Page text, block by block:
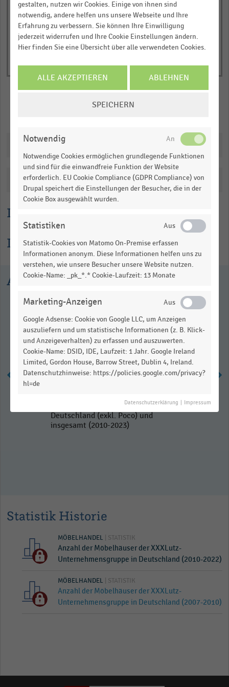
Lesehilfe
Informationen zur Statistik
axis
displaying
Zahl
der
(absolut).
Range:
table.
interactive
chart
Katalogisierung
Ausgewählte Statistiken
Unternehmensgruppe in
Deutschland (exkl. Poco) und
insgesamt (2010-2023)
Statistik Historie
MÖBELHANDEL | STATISTIK
Anzahl der Möbelhäuser der XXXLutz-
Unternehmensgruppe in Deutschland (2010-2022)
MÖBELHANDEL | STATISTIK
Anzahl der Möbelhäuser der XXXLutz-
Unternehmensgruppe in Deutschland (2007-2010)
gestalten, nutzen wir Cookies. Einige von ihnen sind
notwendig, andere helfen uns unsere Webseite und Ihre
Erfahrung zu verbessern. Sie können Ihre Einwilligung
jederzeit widerrufen und Ihre Cookie Einstellungen ändern.
Hier finden Sie eine Übersicht über alle verwendeten Cookies.
ALLE AKZEPTIEREN ABLEHNEN
SPEICHERN
Notwendig
Notwendige Cookies ermöglichen grundlegende Funktionen
und sind für die einwandfreie Funktion der Website
erforderlich. EU Cookie Compliance (GDPR Compliance) von
Drupal speichert die Einstellungen der Besucher, die in der
Cookie Box ausgewählt wurden.
Statistiken
Statistik-Cookies von Matomo On-Premise erfassen
Informationen anonym. Diese Informationen helfen uns zu
verstehen, wie unsere Besucher unsere Website nutzen.
Cookie-Name: _pk_*.* Cookie-Laufzeit: 13 Monate
Marketing-Anzeigen
Google Adsense: Cookie von Google LLC, um Anzeigen
auszuliefern und um statistische Informationen (z. B. Klick-
und Anzeigeverhalten) zu erfassen und auszuwerten.
Cookie-Name: DSID, IDE, Laufzeit: 1 Jahr. Google Ireland
Limited, Gordon House, Barrow Street, Dublin 4, Ireland.
Datenschutzhinweise: https://policies.google.com/privacy?
hl=de
Datenschutzerklärung Impressum